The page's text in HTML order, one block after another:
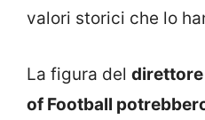
valori storici che lo
La figura del direttore
of Football